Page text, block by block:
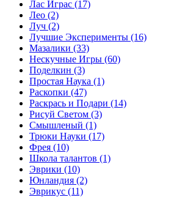
Лас Играс (17)
Лео (2)
Луч (2)
Лучшие Эксперименты (16)
Мазалики (33)
Нескучные Игры (60)
Поделкин (3)
Простая Наука (1)
Раскопки (47)
Раскрась и Подари (14)
Рисуй Светом (3)
Смышленый (1)
Трюки Науки (17)
Фрея (10)
Школа талантов (1)
Эврики (10)
Юнландия (2)
Эврикус (11)